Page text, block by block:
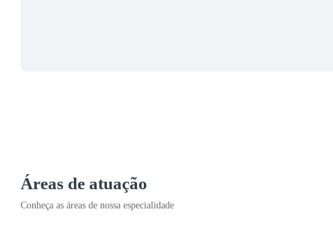
Áreas de atuação
Conheça as áreas de nossa especialidade